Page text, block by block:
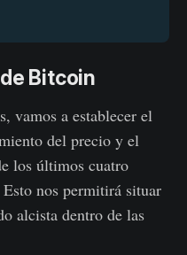
Bitcoin
vamos a establecer el
del precio y el
los últimos cuatro
nos permitirá situar
alcista dentro de las